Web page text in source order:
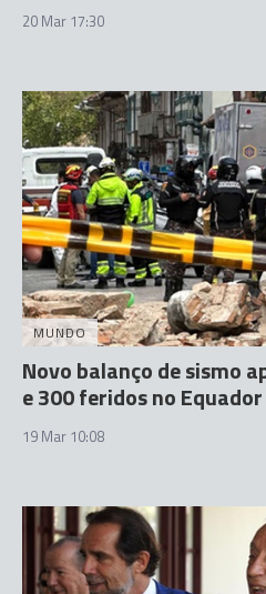
20 Mar 17:30
MUNDO
Novo balanço de sismo
e 300 feridos no Equador
19 Mar 10:08